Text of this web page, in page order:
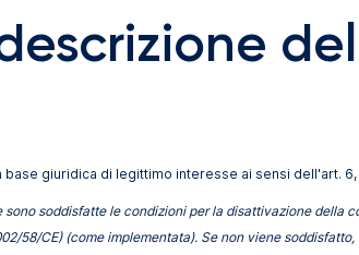
giuridica di legittimo interesse ai sensi dell'art. 6,
soddisfatte le condizioni per la disattivazione della
58/CE) (come implementata). Se non viene